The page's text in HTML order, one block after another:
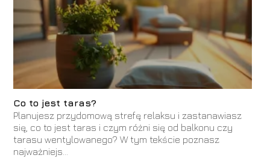
Co to jest taras?
Planujesz przydomową strefę relaksu i zastanawiasz
się, co to jest taras i czym różni się od balkonu czy
tarasu wentylowanego? W tym tekście poznasz
najważniejs...